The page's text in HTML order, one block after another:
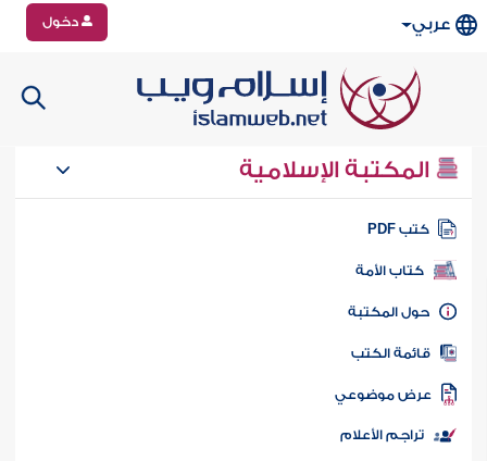
عربي دخول
المكتبة الإسلامية
كتب PDF
كتاب الأمة
المكتبة
الكتب
موضوعي